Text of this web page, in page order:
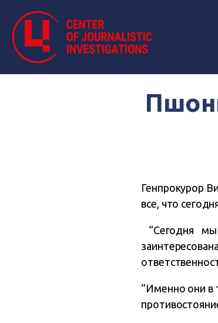
Генпрокурор
все, что
“Сегодня
“Именно они в